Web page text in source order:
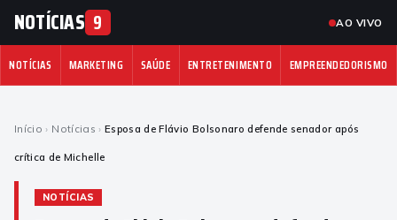
NOTÍCIAS 9 AO VIVO
NOTÍCIAS MARKETING SAÚDE ENTRETENIMENTO EMPREENDEDORISMO
Início › Notícias › Esposa de Flávio Bolsonaro defende senador após
crítica de Michelle
NOTÍCIAS